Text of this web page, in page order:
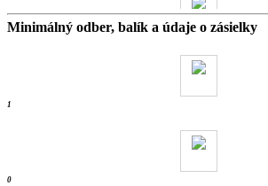
Minimálný odber, balík a údaje o zásielky
1
0